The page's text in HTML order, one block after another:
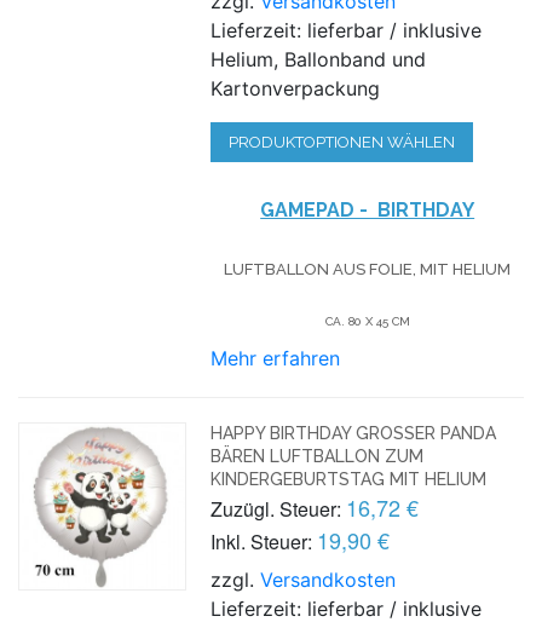
Lieferzeit: lieferbar / inklusive
Helium, Ballonband und
Kartonverpackung
PRODUKTOPTIONEN WÄHLEN
GAMEPAD - BIRTHDAY
LUFTBALLON AUS FOLIE, MIT HELIUM
CA. 80 X 45 CM
Mehr erfahren
HAPPY BIRTHDAY GROSSER PANDA B
ÄREN LUFTBALLON ZUM K
INDERGEBURTSTAG MIT HELIUM
Zuzügl. Steuer: 16,72 €
Inkl. Steuer: 19,90 €
zzgl.Versandkosten
Lieferzeit: lieferbar / inklusive